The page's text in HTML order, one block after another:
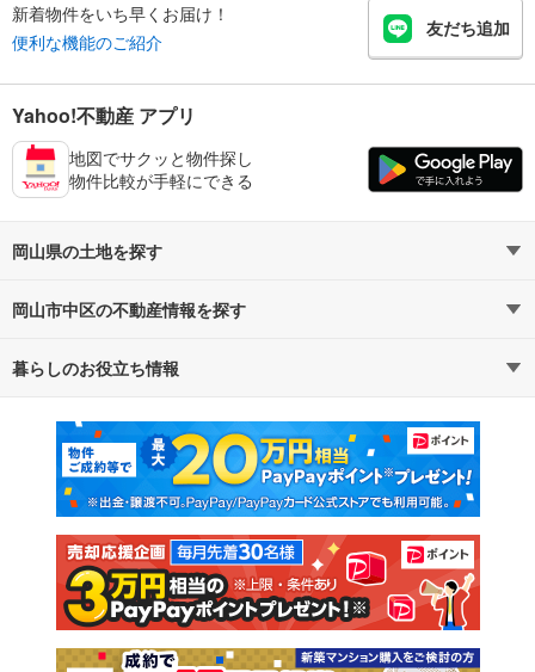
新着物件をいち早くお届け！
便利な機能のご紹介
友だち追加
Yahoo!不動産 アプリ
地図でサクッと物件探し
物件比較が手軽にできる
岡山県の土地を探す
路線・駅から探す
通勤・通学時間から探す
岡山市中区の不動産情報を探す
不動産・住宅
新築マンション 中古マンション
新築一戸建て 中古一戸建て
注文住宅 土地
売却査定
暮らしのお役立ち情報
マンションカタログ 教えて！住まいの先生